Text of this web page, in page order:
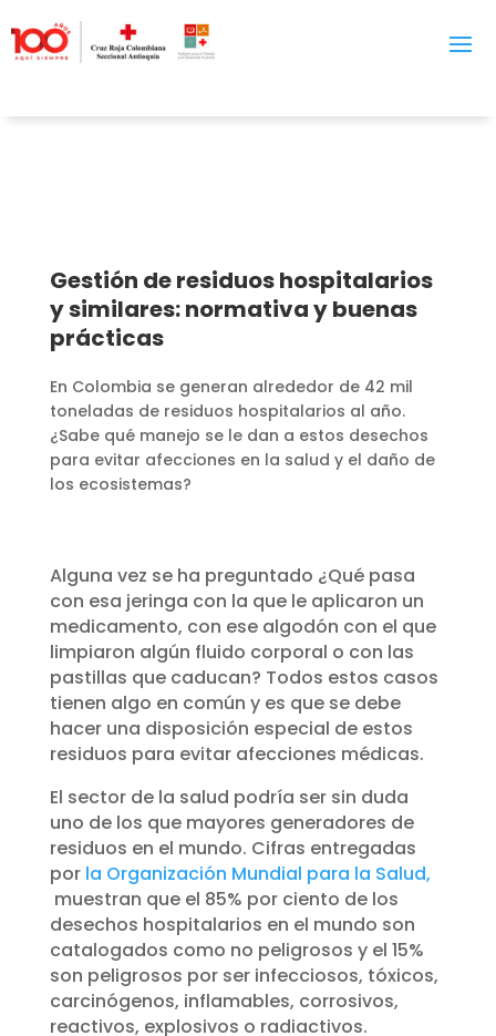
Gestión de residuos hospitalarios
y similares: normativa y buenas
prácticas
En Colombia se generan alrededor de 42 mil
toneladas de residuos hospitalarios al año.
¿Sabe qué manejo se le dan a estos desechos
para evitar afecciones en la salud y el daño de
los ecosistemas?
Alguna vez se ha preguntado ¿Qué pasa
con esa jeringa con la que le aplicaron un
medicamento, con ese algodón con el que
limpiaron algún fluido corporal o con las
pastillas que caducan? Todos estos casos
tienen algo en común y es que se debe
hacer una disposición especial de estos
residuos para evitar afecciones médicas.
El sector de la salud podría ser sin duda
uno de los que mayores generadores de
residuos en el mundo. Cifras entregadas
por la Organización Mundial para la Salud,
muestran que el 85% por ciento de los
desechos hospitalarios en el mundo son
catalogados como no peligrosos y el 15%
son peligrosos por ser infecciosos, tóxicos,
carcinógenos, inflamables, corrosivos,
reactivos, explosivos o radiactivos.